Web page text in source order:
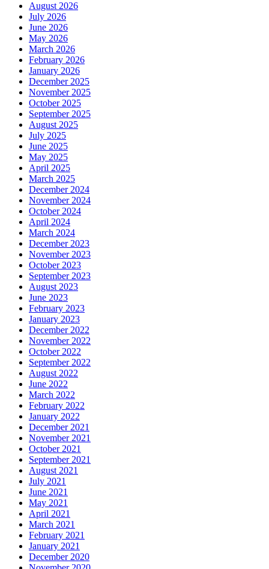
August 2026
July 2026
June 2026
May 2026
March 2026
February 2026
January 2026
December 2025
November 2025
October 2025
September 2025
August 2025
July 2025
June 2025
May 2025
April 2025
March 2025
December 2024
November 2024
October 2024
April 2024
March 2024
December 2023
November 2023
October 2023
September 2023
August 2023
June 2023
February 2023
January 2023
December 2022
November 2022
October 2022
September 2022
August 2022
June 2022
March 2022
February 2022
January 2022
December 2021
November 2021
October 2021
September 2021
August 2021
July 2021
June 2021
May 2021
April 2021
March 2021
February 2021
January 2021
December 2020